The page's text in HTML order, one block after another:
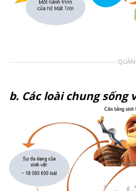
b. Các loài chung